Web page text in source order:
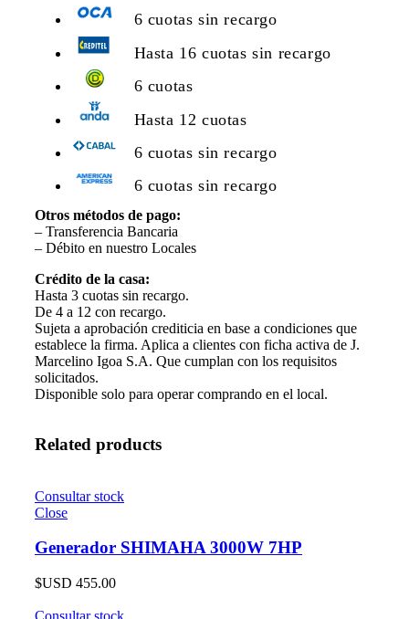
6 cuotas sin recargo
Hasta 16 cuotas sin recargo
6 cuotas
Hasta 12 cuotas
6 cuotas sin recargo
6 cuotas sin recargo
Otros métodos de pago:
– Transferencia Bancaria
– Débito en nuestro Locales
Crédito de la casa:
Hasta 3 cuotas sin recargo.
De 4 a 12 con recargo.
Sujeta a aprobación crediticia en base a condiciones que
establece la firma. Aplica a clientes con ficha activa de J.
Marcelino Igoa S.A. Que cumplan con los requisitos
solicitados.
Disponible solo para operar comprando en el local.
Related products
Consultar stock
Close
Generador SHIMAHA 3000W 7HP
$USD 455.00